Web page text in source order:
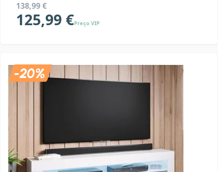
138,99 €
125,99 €Preço VIP